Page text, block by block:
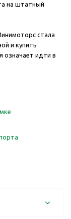
на штатный
стала
и купить
означает идти в